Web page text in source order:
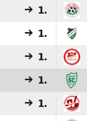
1.
1.
1.
1.
1.